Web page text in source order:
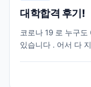
대학합격 후기!
코로나 19 로 누구
있습니다 . 어서 다
들이 제 후기를 통